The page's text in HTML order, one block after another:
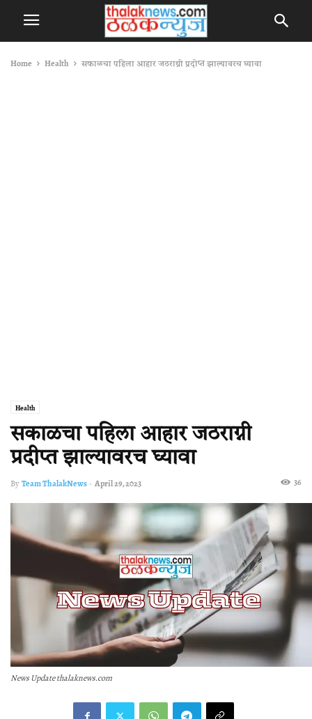
Home Health सकाळचा पहिला आहार जठराग्नी प्रदीप्त झाल्यावरच घ्यावा
Health
सकाळचा पहिला आहार जठराग्नी
प्रदीप्त झाल्यावरच घ्यावा
By Team ThalakNews- April 29, 2023 36
News Update thalaknews.com